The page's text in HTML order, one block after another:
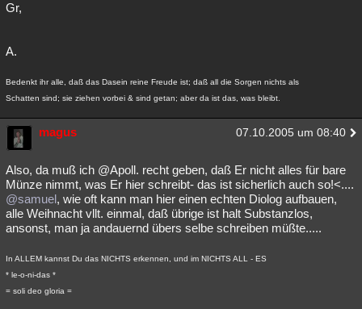
Gr,
A.
Bedenkt ihr alle, daß das Dasein reine Freude ist; daß all die Sorgen nichts als
Schatten sind; sie ziehen vorbei & sind getan; aber da ist das, was bleibt.
magus 07.10.2005 um 08:40
Also, da muß ich @Apoll. recht geben, daß Er nicht alles für bare
Münze nimmt, was Er hier schreibt- das ist sicherlich auch so!<....
@samuel, wie oft kann man hier einen echten Diolog aufbauen,
alle Weihnacht vllt. einmal, daß übrige ist halt Substanzlos,
ansonst, man ja andauernd übers selbe schreiben müßte.....
In ALLEM kannst Du das NICHTS erkennen, und im NICHTS ALL - ES
* le-o-ni-das *
= soli deo gloria =